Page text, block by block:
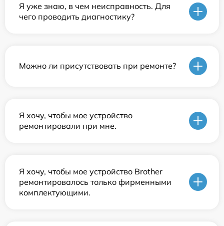
Я уже знаю, в чем неисправность. Для
чего проводить диагностику?
Можно ли присутствовать при ремонте?
Я хочу, чтобы мое устройство
ремонтировали при мне.
Я хочу, чтобы мое устройство Brother
ремонтировалось только фирменными
комплектующими.